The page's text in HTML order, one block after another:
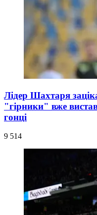
Лідер Шахтаря
"гірники" вже
гонці
9 514